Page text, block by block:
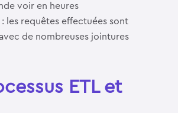
voir en heures
les requêtes effectuées sont
de nombreuses jointures
ETL et